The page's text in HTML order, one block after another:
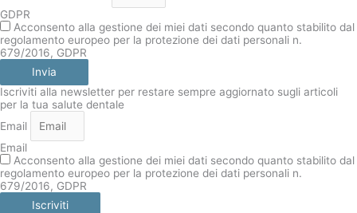
GDPR
Acconsento alla gestione dei miei dati secondo quanto stabilito dal
regolamento europeo per la protezione dei dati personali n.
679/2016, GDPR
Invia
Iscriviti alla newsletter per restare sempre aggiornato sugli articoli
per la tua salute dentale
Email
Email
Acconsento alla gestione dei miei dati secondo quanto stabilito dal
regolamento europeo per la protezione dei dati personali n.
679/2016, GDPR
Iscriviti